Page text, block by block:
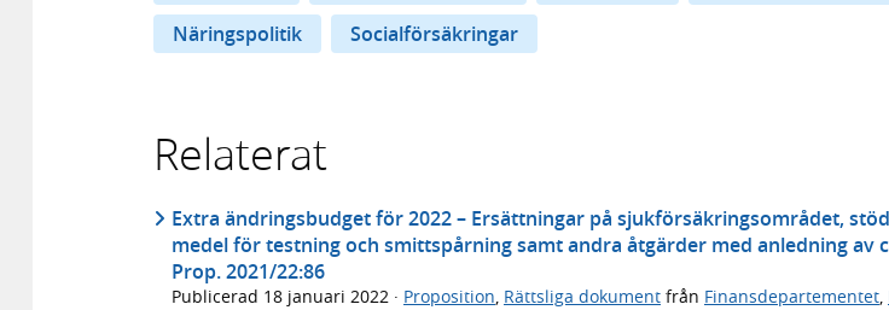
Näringspolitik
Socialförsäkringar
Relaterat
Extra ändringsbudget för 2022 – Ersättningar på sjukförsäkringsområdet,
medel för testning och smittspårning samt andra åtgärder med anledning av
Prop. 2021/22:86
Publicerad 18 januari 2022 · Proposition, Rättsliga dokument från Finansdepartementet,